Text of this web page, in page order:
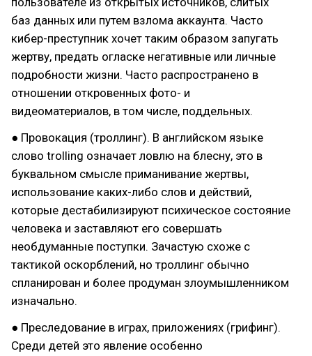
баз данных или путем взлома аккаунта. Часто
кибер-преступник хочет таким образом запугать
жертву, предать огласке негативные или личные
подробности жизни. Часто распространено в
отношении откровенных фото- и
видеоматериалов, в том числе, поддельных.
● Провокация (троллинг). В английском языке
слово trolling означает ловлю на блесну, это в
буквальном смысле приманивание жертвы,
использование каких-либо слов и действий,
которые дестабилизируют психическое состояние
человека и заставляют его совершать
необдуманные поступки. Зачастую схоже с
тактикой оскорблений, но троллинг обычно
спланирован и более продуман злоумышленником
изначально.
● Преследование в играх, приложениях (грифинг).
Среди детей это явление особенно